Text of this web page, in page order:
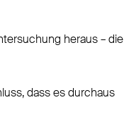
heraus – die
dass es durchaus